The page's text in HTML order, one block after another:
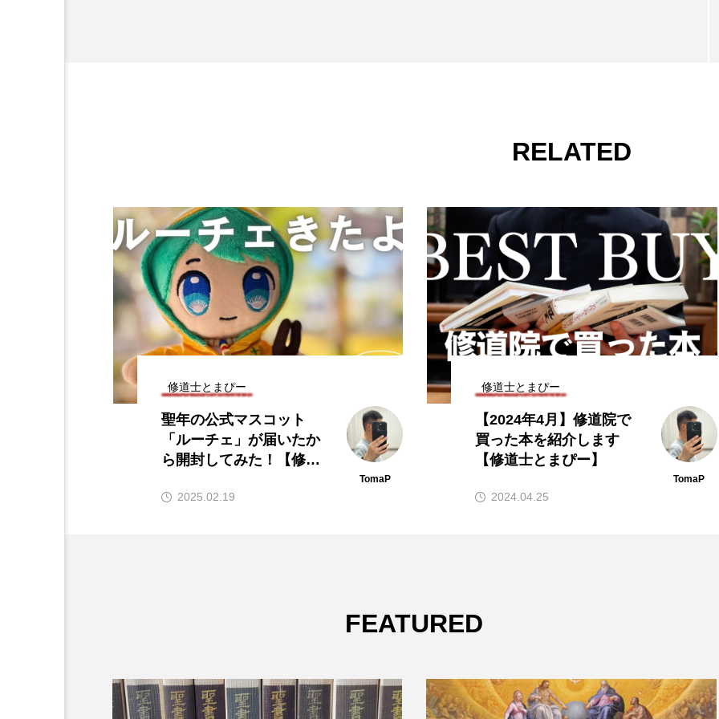
RELATED
修道士とまぴー
【2024年4月】修道院で
買った本を紹介します
【修道士とまぴー】
TomaP
2024.04.25
修道士とまぴー
【2025年8月】修道院で
買った本、ぜんぶ紹介し
ます！【修道士とまぴ
TomaP
2025.08.06
FEATURED